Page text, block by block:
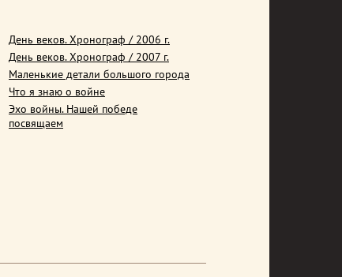
День веков. Хронограф / 2006 г.
День веков. Хронограф / 2007 г.
Маленькие детали большого города
Что я знаю о войне
Эхо войны. Нашей победе
посвящаем